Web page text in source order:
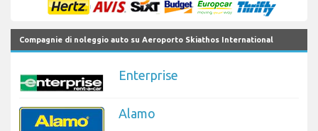
Compagnie di noleggio auto su Aeroporto Skiathos International
Enterprise
Alamo